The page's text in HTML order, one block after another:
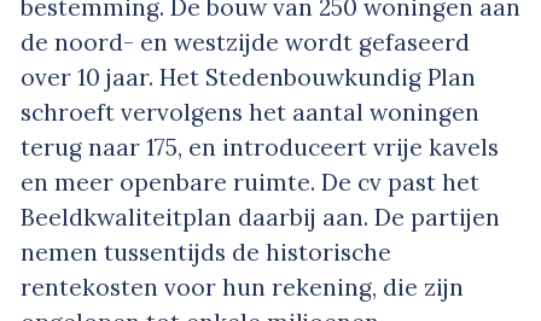
bestemming. De bouw van 250 woningen aan
de noord- en westzijde wordt gefaseerd
over 10 jaar. Het Stedenbouwkundig Plan
schroeft vervolgens het aantal woningen
terug naar 175, en introduceert vrije kavels
en meer openbare ruimte. De cv past het
Beeldkwaliteitplan daarbij aan. De partijen
nemen tussentijds de historische
rentekosten voor hun rekening, die zijn